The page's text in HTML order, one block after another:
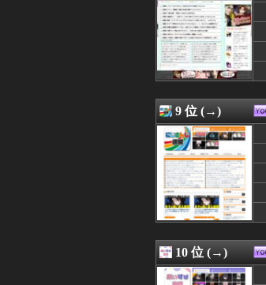
9 位 (→)
10 位 (→)